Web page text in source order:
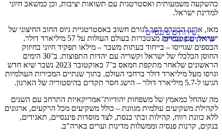
כהשקעה משמעותית ואסטרטגית עם תשואות יציבות, וכן כמשאב חיוני
למדינת ישראל.
מאז, ארגון הבונדס הפך לגורם חשוב באסטרטגיית גיוס החוב החיצוני של
ישראל, עם מכירות מצטברות בעולם העולות על 57 מיליארד דולר.
הכספים שגוייסו – בייחוד בעתות משבר – מילאו תפקיד חיוני בחיזוק
החוסן הכלכלי של ישראל וקשריה עם יהדות התפוצות. ב־30 הימים
הראשונים שלאחר מתקפת חמאס ב־7 באוקטובר 2023 נשבר שיא חדש
וגויסו מעל מיליארד דולר ברחבי העולם. בתוך שנתיים המכירות העולמיות
הגיעו ל-5.7 מיליארד דולר – הישג חסר תקדים בהיסטוריה של הארגון
.
מה שהחל כמאמץ של משפחות יהודיות־אמריקאיות התרחב עם השנים
לקהילת משקיעים עולמית מגוונת – כולל משקיעים מכל הרקעים, ארגונים
ללא כוונת רווח, קהילות ובתי כנסת, לצד מוסדות פיננסיים, תאגידים,
בנקים, קרנות פנסיה וממשלות מדינות וערים בארה"ב.